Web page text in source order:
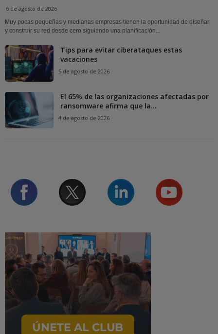
6 de agosto de 2026
Muy pocas pequeñas y medianas empresas tienen la oportunidad de diseñar
y construir su red desde cero siguiendo una planificación...
Tips para evitar ciberataques estas
vacaciones
5 de agosto de 2026
El 65% de las organizaciones afectadas por
ransomware afirma que la...
4 de agosto de 2026